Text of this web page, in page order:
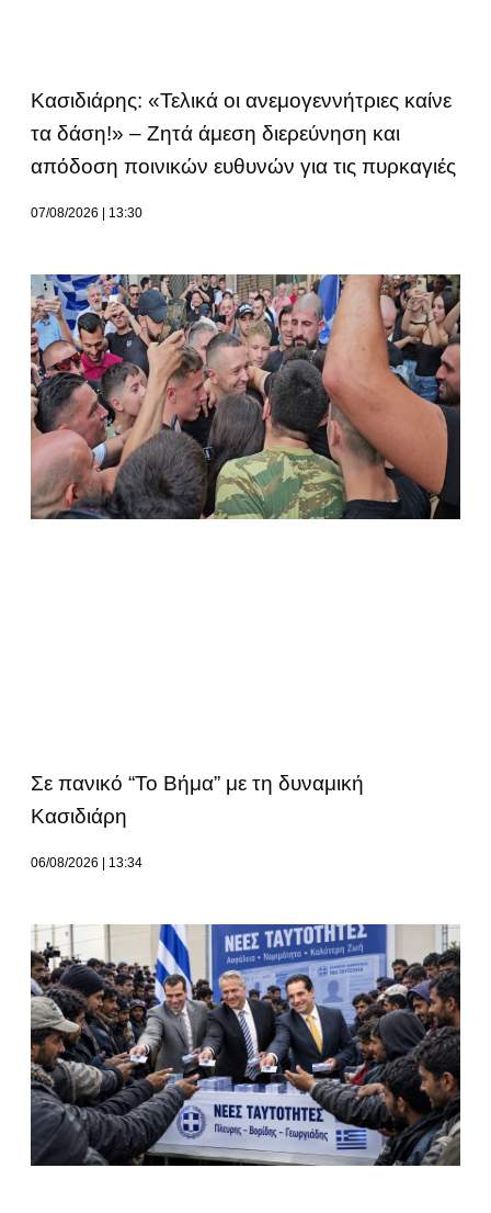
Κασιδιάρης: «Τελικά οι ανεμογεννήτριες καίνε
τα δάση!» – Ζητά άμεση διερεύνηση και
απόδοση ποινικών ευθυνών για τις πυρκαγιές
07/08/2026 13:30
Σε πανικό “Το Βήμα” με τη δυναμική
Κασιδιάρη
06/08/2026 13:34